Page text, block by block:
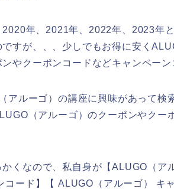
年、2021年、2022年、2023年
ですが、、、少しでもお得に安く
やクーポンコードなどキャンペー
アルーゴ）の講座に興味があって検
（アルーゴ）のクーポンやクー
くなので、私自身が【ALUGO（ア
コード】【 ALUGO（アルーゴ） キ